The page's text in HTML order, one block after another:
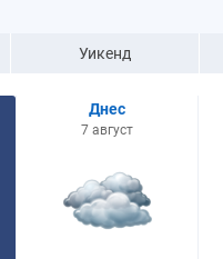
Уикенд
Днес
7 август